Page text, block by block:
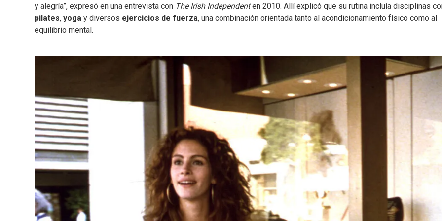
y alegría”, expresó en una entrevista con The Irish Independenten 2010. Allí explicó que su rutina incluía disciplinas
pilates, yoga y diversos ejercicios de fuerza, una combinación orientada tanto al acondicionamiento físico como al
equilibrio mental.